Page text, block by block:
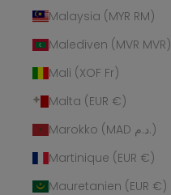
Malaysia (MYR RM)
Malediven (MVR MVR)
Mali (XOF Fr)
Malta (EUR €)
Marokko (MAD د.م.)
Martinique (EUR €)
Mauretanien (EUR €)